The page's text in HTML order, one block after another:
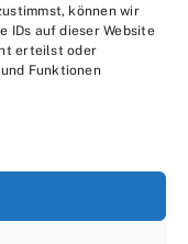
können wir
IDs auf dieser Website
erteilst oder
Funktionen